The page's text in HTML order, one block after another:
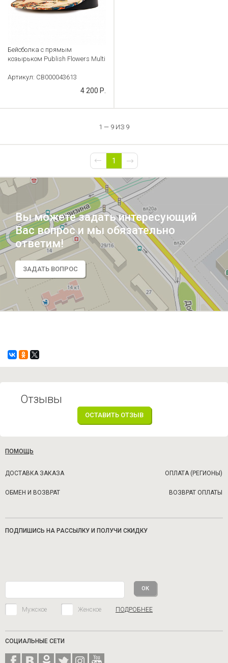
Бейсболка с прямым
козырьком Publish Flowers Multi
Артикул: CB000043613
4 200 Р.
1 — 9 ИЗ 9
1
Вы можете задать интересующий
Вас вопрос и мы обязательно
ответим!
ЗАДАТЬ ВОПРОС
Отзывы
ОСТАВИТЬ ОТЗЫВ
ПОМОЩЬ
ДОСТАВКА ЗАКАЗА ОПЛАТА (РЕГИОНЫ)
ОБМЕН И ВОЗВРАТ ВОЗВРАТ ОПЛАТЫ
ПОДПИШИСЬ НА РАССЫЛКУ И ПОЛУЧИ СКИДКУ
Мужское Женское ПОДРОБНЕЕ
СОЦИАЛЬНЫЕ СЕТИ